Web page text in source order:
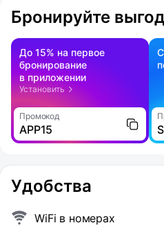
Бронируйте
До 15% на первое
бронирование
в приложении
Установить
Промокод
APP15
Удобства
WiFi в номерах